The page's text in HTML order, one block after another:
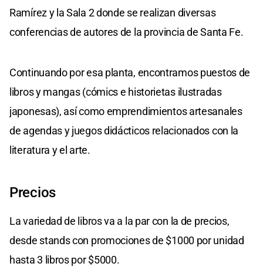
Ramírez y la Sala 2 donde se realizan diversas
conferencias de autores de la provincia de Santa Fe.
Continuando por esa planta, encontramos puestos de
libros y mangas (cómics e historietas ilustradas
japonesas), así como emprendimientos artesanales
de agendas y juegos didácticos relacionados con la
literatura y el arte.
Precios
La variedad de libros va a la par con la de precios,
desde stands con promociones de $1000 por unidad
hasta 3 libros por $5000.